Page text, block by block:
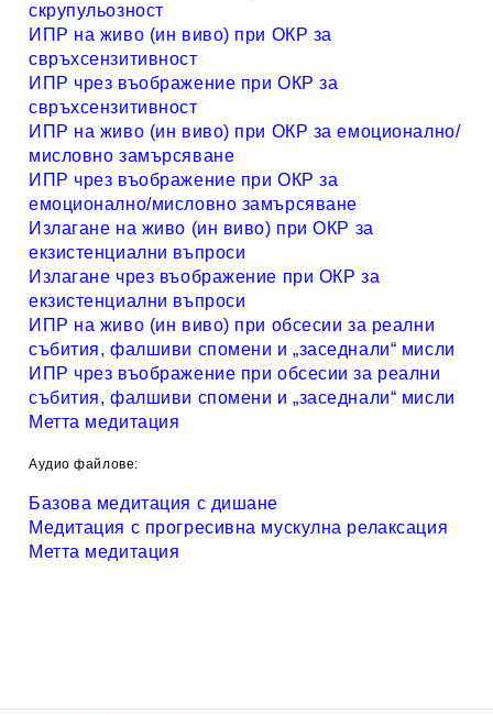
скрупульозност
ИПР на живо (ин виво) при ОКР за
свръхсензитивност
ИПР чрез въображение при ОКР за
свръхсензитивност
ИПР на живо (ин виво) при ОКР за емоционално/
мисловно замърсяване
ИПР чрез въображение при ОКР за
емоционално/мисловно замърсяване
Излагане на живо (ин виво) при ОКР за
екзистенциални въпроси
Излагане чрез въображение при ОКР за
екзистенциални въпроси
ИПР на живо (ин виво) при обсесии за реални
събития, фалшиви спомени и „заседнали“ мисли
ИПР чрез въображение при обсесии за реални
събития, фалшиви спомени и „заседнали“ мисли
Метта медитация
Аудио файлове:
Базова медитация с дишане
Медитация с прогресивна мускулна релаксация
Метта медитация